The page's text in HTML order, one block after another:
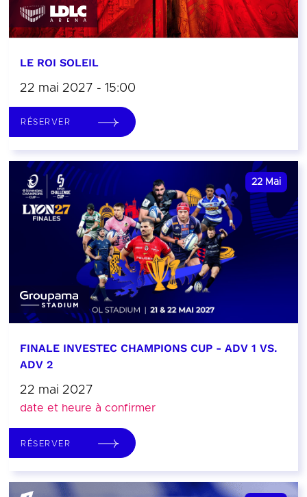
LE ROI SOLEIL
22 mai 2027 - 15:00
RÉSERVER
22 Mai
FINALE INVESTEC CHAMPIONS CUP - ADV 1 VS.
ADV 2
22 mai 2027
date et heure à confirmer
RÉSERVER